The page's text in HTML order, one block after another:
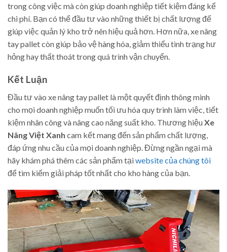
trong công việc mà còn giúp doanh nghiệp tiết kiệm đáng kể
chi phí. Bạn có thể đầu tư vào những thiết bị chất lượng để
giúp việc quản lý kho trở nên hiệu quả hơn. Hơn nữa, xe nâng
tay pallet còn giúp bảo vệ hàng hóa, giảm thiểu tình trạng hư
hỏng hay thất thoát trong quá trình vận chuyển.
Kết Luận
Đầu tư vào xe nâng tay pallet là một quyết định thông minh
cho mọi doanh nghiệp muốn tối ưu hóa quy trình làm việc, tiết
kiệm nhân công và nâng cao năng suất kho. Thương hiệuXe
Nâng Việt Xanh cam kết mang đến sản phẩm chất lượng,
đáp ứng nhu cầu của mọi doanh nghiệp. Đừng ngần ngại mà
hãy khám phá thêm các sản phẩm tạiwebsite của chúng tôi
để tìm kiếm giải pháp tốt nhất cho kho hàng của bạn.